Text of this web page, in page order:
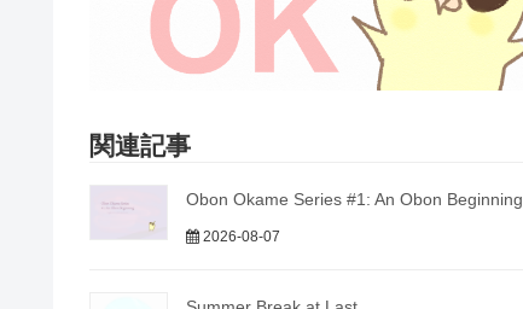
関連記事
Obon Okame Series #1: An Obon Beginning
2026-08-07